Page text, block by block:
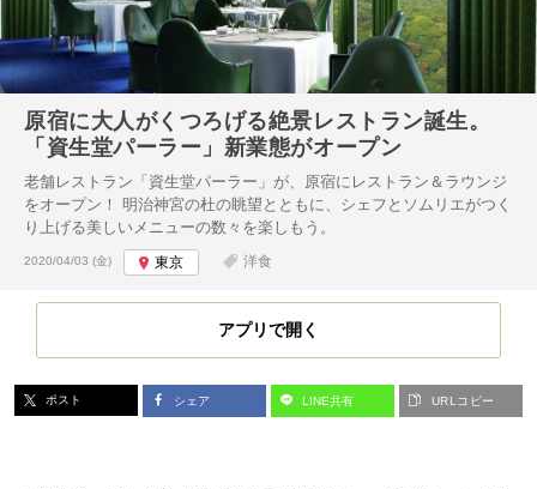
原宿に大人がくつろげる絶景レストラン誕生。
「資生堂パーラー」新業態がオープン
老舗レストラン「資生堂パーラー」が、原宿にレストラン＆ラウンジ
をオープン！ 明治神宮の杜の眺望とともに、シェフとソムリエがつく
り上げる美しいメニューの数々を楽しもう。
投稿日:
2020/04/03 (金) 東京 洋食
アプリで開く
ポスト シェア LINE共有 URLコピー